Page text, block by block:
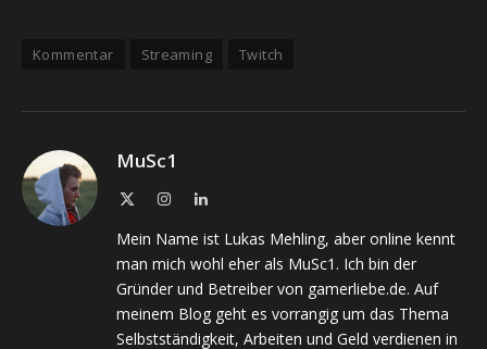
Kommentar Streaming Twitch
MuSc1
InstagramLinkedIn
Mein Name ist Lukas Mehling, aber online kennt
man mich wohl eher als MuSc1. Ich bin der
Gründer und Betreiber von gamerliebe.de. Auf
meinem Blog geht es vorrangig um das Thema
Selbstständigkeit, Arbeiten und Geld verdienen in